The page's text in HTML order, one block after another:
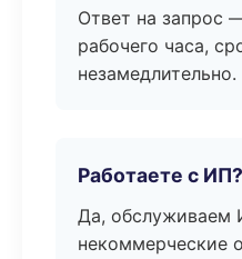
Ответ на запрос
рабочего часа,
незамедлительно.
Работаете с ИП?
Да,
некоммерческие